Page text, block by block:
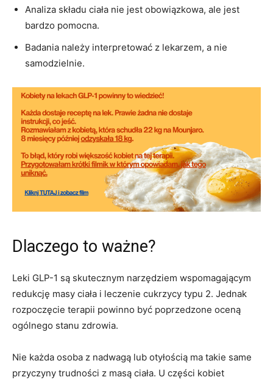
Analiza składu ciała nie jest obowiązkowa, ale jest
bardzo pomocna.
Badania należy interpretować z lekarzem, a nie
samodzielnie.
Dlaczego to ważne?
Leki GLP-1 są skutecznym narzędziem wspomagającym
redukcję masy ciała i leczenie cukrzycy typu 2. Jednak
rozpoczęcie terapii powinno być poprzedzone oceną
ogólnego stanu zdrowia.
Nie każda osoba z nadwagą lub otyłością ma takie same
przyczyny trudności z masą ciała. U części kobiet